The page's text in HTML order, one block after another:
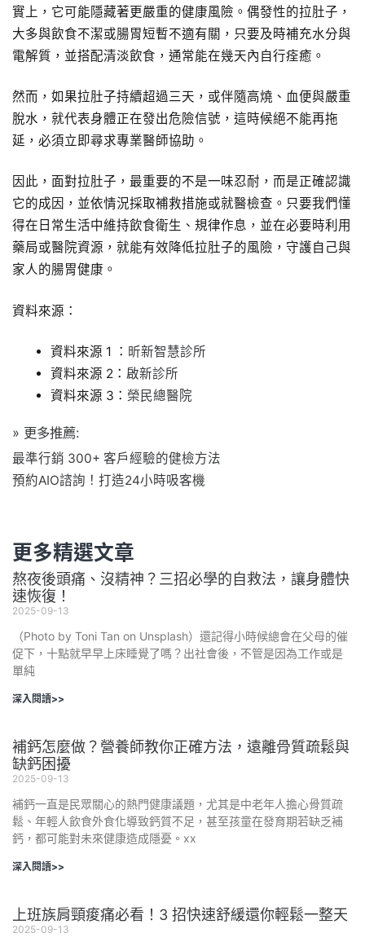
實上，它可能隱藏著更嚴重的健康風險。偶發性的拉肚子，
大多與飲食不潔或腸胃短暫不適有關，只要及時補充水分與
電解質，並搭配清淡飲食，通常能在幾天內自行痊癒。
然而，如果拉肚子持續超過三天，或伴隨高燒、血便與嚴重
脫水，就代表身體正在發出危險信號，這時候絕不能再拖
延，必須立即尋求專業醫師協助。
因此，面對拉肚子，最重要的不是一味忍耐，而是正確認識
它的成因，並依情況採取補救措施或就醫檢查。只要我們懂
得在日常生活中維持飲食衛生、規律作息，並在必要時利用
藥局或醫院資源，就能有效降低拉肚子的風險，守護自己與
家人的腸胃健康。
資料來源：
資料來源 1 ： 昕新智慧診所
資料來源 2： 啟新診所
資料來源 3： 榮民總醫院
» 更多推薦:
最準行銷 300+ 客戶經驗的健檢方法
預約AIO諮詢！打造24小時吸客機
更多精選文章
熬夜後頭痛、沒精神？三招必學的自救法，讓身體快
速恢復！
2025-09-13
（Photo by Toni Tan on Unsplash）還記得小時候總會在父母的催
促下，十點就早早上床睡覺了嗎？出社會後，不管是因為工作或是
單純
深入閱讀>>
補鈣怎麼做？營養師教你正確方法，遠離骨質疏鬆與
缺鈣困擾
2025-09-13
補鈣一直是民眾關心的熱門健康議題，尤其是中老年人擔心骨質疏
鬆、年輕人飲食外食化導致鈣質不足，甚至孩童在發育期若缺乏補
鈣，都可能對未來健康造成隱憂。xx
深入閱讀>>
上班族肩頸痠痛必看！3 招快速舒緩還你輕鬆一整天
2025-09-13